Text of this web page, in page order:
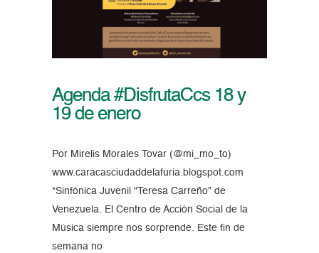
Agenda #DisfrutaCcs 18 y
19 de enero
Por Mirelis Morales Tovar (@mi_mo_to)
www.caracasciudaddelafuria.blogspot.com
*Sinfónica Juvenil “Teresa Carreño” de
Venezuela. El Centro de Acción Social de la
Música siempre nos sorprende. Este fin de
semana no